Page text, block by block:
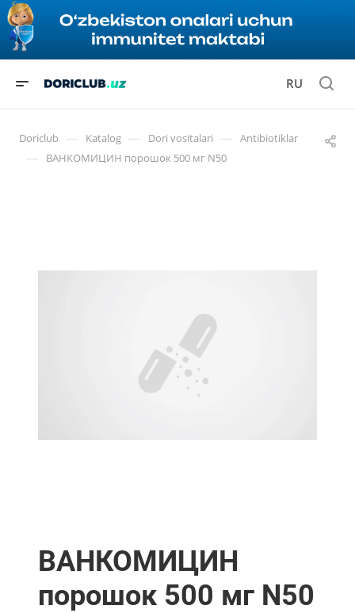
RU
Doriclub — Katalog — Dori vositalari — Antibiotiklar
— ВАНКОМИЦИН порошок 500 мг N50
ВАНКОМИЦИН
порошок 500 мг N50